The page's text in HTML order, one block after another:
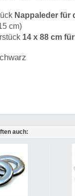
Nappaleder für
cm)
14 x 88 cm
auch: